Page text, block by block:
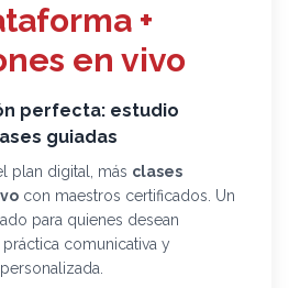
+
en vivo
perfecta: estudio
guiadas
plan digital, más clases
con maestros certificados. Un
para quienes desean
comunicativa y